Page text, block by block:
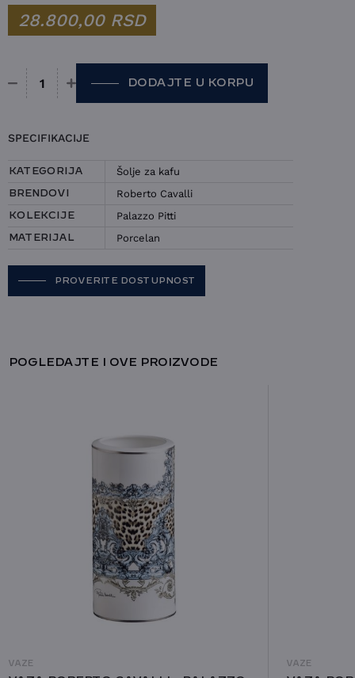
28.800,00 RSD
Set 2 šolje i tacne Roberto Cavalli - Palazzo Pitti
DODAJTE U KORPU
SPECIFIKACIJE
KATEGORIJA Šolje za kafu
BRENDOVI Roberto Cavalli
KOLEKCIJE Palazzo Pitti
MATERIJAL Porcelan
PROVERITE DOSTUPNOST
POGLEDAJTE I OVE PROIZVODE
VAZE VAZE